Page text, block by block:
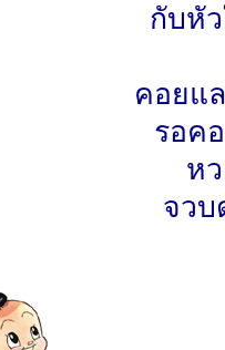
กับหั
คอยแ
รอค
ห
จวบ